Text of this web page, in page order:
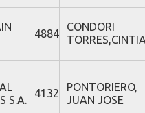
4884
CONDORI
S.A.
4132
PONTORIERO,
JUAN JOSE